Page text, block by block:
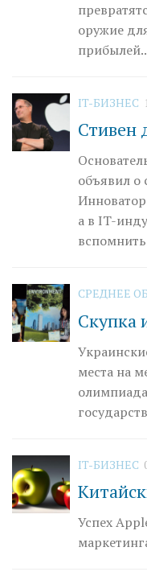
оружие
IT-БИЗНЕС
Стивен
объявил о
а в IT-
СРЕДНЕЕ
Скупка
места на
IT-БИЗНЕС
Успех